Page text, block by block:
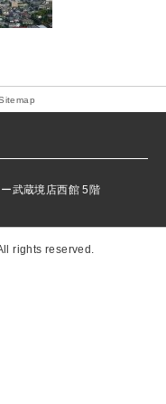
武蔵境店西館 5階
rights reserved.